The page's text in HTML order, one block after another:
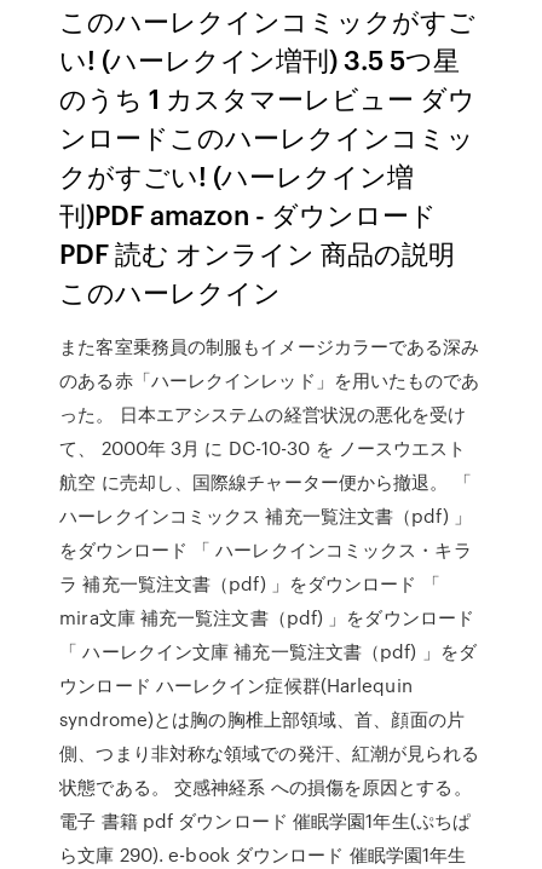
このハーレクインコミックがすご
い! (ハーレクイン増刊) 3.5 5つ星
のうち 1 カスタマーレビュー ダウ
ンロードこのハーレクインコミッ
クがすごい! (ハーレクイン増
刊)PDF amazon - ダウンロード
PDF 読む オンライン 商品の説明
このハーレクイン
また客室乗務員の制服もイメージカラーである深み
のある赤「ハーレクインレッド」を用いたものであ
った。 日本エアシステムの経営状況の悪化を受け
て、 2000年 3月 に DC-10-30 を ノースウエスト
航空 に売却し、国際線チャーター便から撤退。 「
ハーレクインコミックス 補充一覧注文書（pdf) 」
をダウンロード 「 ハーレクインコミックス・キラ
ラ 補充一覧注文書（pdf) 」をダウンロード 「
mira文庫 補充一覧注文書（pdf) 」をダウンロード
「 ハーレクイン文庫 補充一覧注文書（pdf) 」をダ
ウンロード ハーレクイン症候群(Harlequin
syndrome)とは胸の胸椎上部領域、首、顔面の片
側、つまり非対称な領域での発汗、紅潮が見られる
状態である。 交感神経系 への損傷を原因とする。
電子 書籍 pdf ダウンロード 催眠学園1年生(ぷちぱ
ら文庫 290). e-book ダウンロード 催眠学園1年生